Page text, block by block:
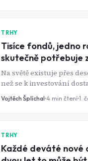
TRHY
Tisíce fondů, jedno
skutečně potřebuje
Na světě existuje přes
než se k investování
drtivou většinu investorů
Tady jsou ty správné.
Vojtěch Šplíchal 4 min čtení 1.
TRHY
Každé deváté nové